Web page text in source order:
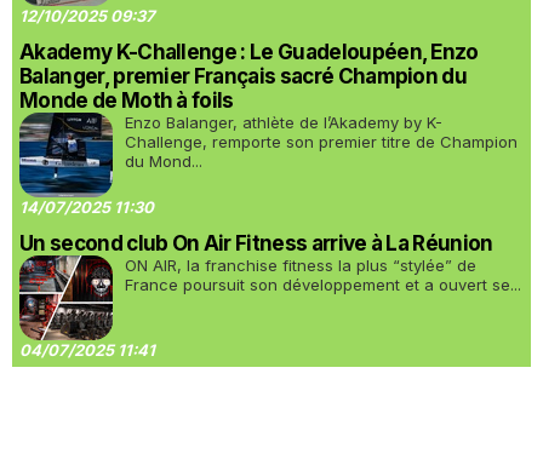
12/10/2025 09:37
Akademy K-Challenge : Le Guadeloupéen, Enzo
Balanger, premier Français sacré Champion du
Monde de Moth à foils
Enzo Balanger, athlète de l’Akademy by K-
Challenge, remporte son premier titre de Champion
du Mond...
14/07/2025 11:30
Un second club On Air Fitness arrive à La Réunion
ON AIR, la franchise fitness la plus “stylée” de
France poursuit son développement et a ouvert se...
04/07/2025 11:41